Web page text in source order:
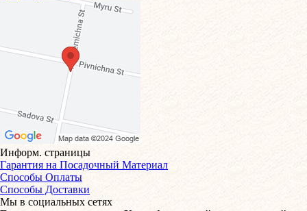
Информ. страницы
Гарантия на Посадочный Материал
Способы Оплаты
Способы Доставки
Мы в социальных сетях